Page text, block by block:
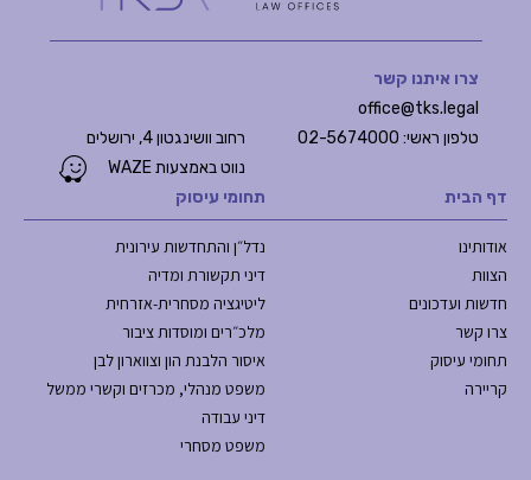
דף הבית
אודותינו
הצוות
חדשות ועדכונים
צרו קשר
תחומי עיסוק
קריירה
תחומי עיסוק
נדל״ן והתחדשות עירונית
דיני תקשורת ומדיה
ליטיגציה מסחרית-אזרחית
מלכ״רים ומוסדות ציבור
איסור הלבנת הון וצווארון לבן
משפט מנהלי, מכרזים וקשרי ממשל
דיני עבודה
משפט מסחרי
צרו איתנו קשר
office@tks.legal
טלפון ראשי: 02-5674000
רחוב וושינגטון 4, ירושלים
נווט באמצעות WAZE